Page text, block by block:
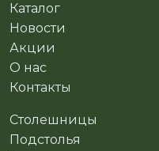
Каталог
Новости
Акции
О нас
Контакты
Столешницы
Подстолья